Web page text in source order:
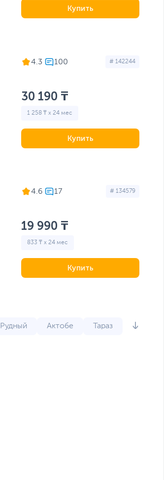
Купить
4.3 # 142244
30 190 ₸
1 258 ₸ x 24 мес
Купить
4.6 # 134579
19 990 ₸
833 ₸ x 24 мес
Купить
Рудный Актобе Тараз